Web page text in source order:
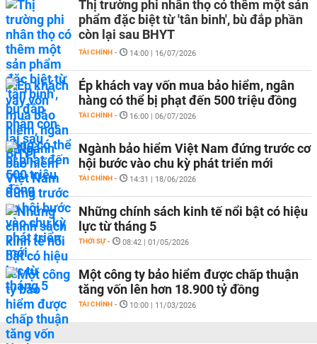
Thị trường phi nhân thọ có thêm một sản
phẩm đặc biệt từ 'tân binh', bù đắp phần
còn lại sau BHYT
TÀI CHÍNH - 14:00 | 16/07/2026
Ép khách vay vốn mua bảo hiểm, ngân
hàng có thể bị phạt đến 500 triệu đồng
TÀI CHÍNH - 16:00 | 06/07/2026
Ngành bảo hiểm Việt Nam đứng trước cơ
hội bước vào chu kỳ phát triển mới
TÀI CHÍNH - 14:31 | 18/06/2026
Những chính sách kinh tế nổi bật có hiệu
lực từ tháng 5
THỜI SỰ - 08:42 | 01/05/2026
Một công ty bảo hiểm được chấp thuận
tăng vốn lên hơn 18.900 tỷ đồng
TÀI CHÍNH - 10:00 | 11/03/2026